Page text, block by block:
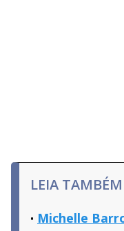
LEIA TAMBÉM
Michelle